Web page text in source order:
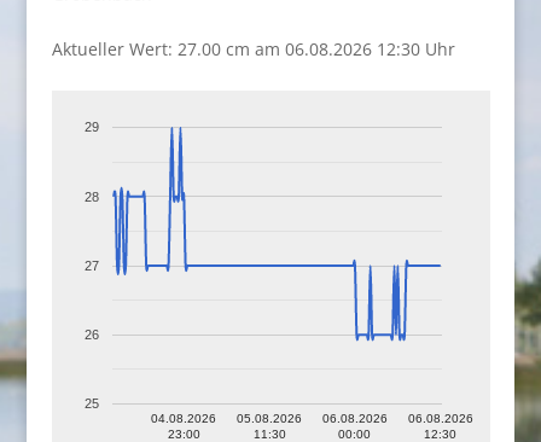
Aktueller Wert: 27.00 cm am 06.08.2026 12:30 Uhr
04.08.2026
23:00
05.08.2026
11:30
06.08.2026
00:00
06.08.2026
12:30
25
26
27
28
29